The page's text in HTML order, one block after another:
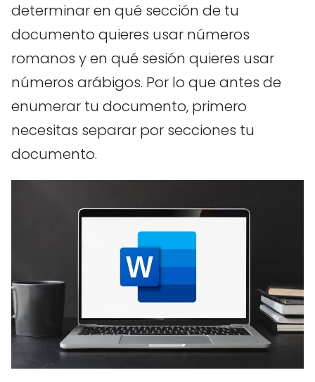
determinar en qué sección de tu
documento quieres usar números
romanos y en qué sesión quieres usar
números arábigos. Por lo que antes de
enumerar tu documento, primero
necesitas separar por secciones tu
documento.